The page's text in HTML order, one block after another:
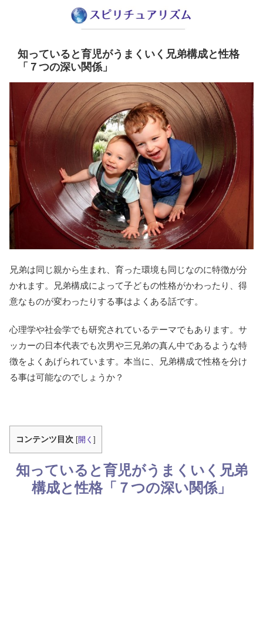
知っていると育児がうまくいく兄弟構成と性格
「７つの深い関係」
兄弟は同じ親から生まれ、育った環境も同じなのに特徴が分
かれます。兄弟構成によって子どもの性格がかわったり、得
意なものが変わったりする事はよくある話です。
心理学や社会学でも研究されているテーマでもあります。サ
ッカーの日本代表でも次男や三兄弟の真ん中であるような特
徴をよくあげられています。本当に、兄弟構成で性格を分け
る事は可能なのでしょうか？
コンテンツ目次 [開く ]
知っていると育児がうまくいく兄弟
構成と性格「７つの深い関係」